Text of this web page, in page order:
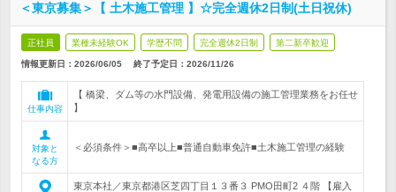
＜東京募集＞【 土木施工管理 】☆完全週休2日制(土日祝休)
正社員 業種未経験OK 学歴不問 完全週休2日制 第二新卒歓迎
情報更新日：2026/06/05 終了予定日： 2026/11/26
仕事内容
【 橋梁、ダム等の水門設備、発電用設備の施工管理業務をお任せ
】
対象と
なる方
＜必須条件＞■高卒以上■普通自動車免許■土木施工管理の経験
東京本社／東京都港区芝四丁目１３番３ PMO田町2 ４階 【雇入